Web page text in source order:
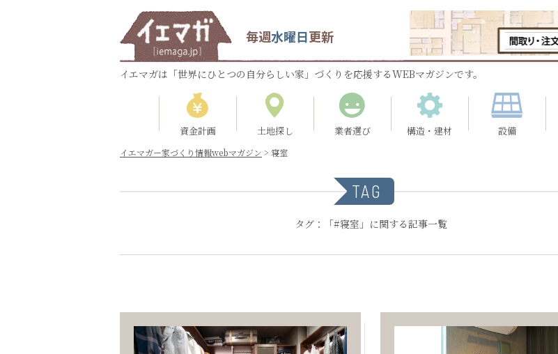
毎週水曜日更新
イエマガは「世界にひとつの自分らしい家」づくりを応援するWEBマガジンです。
資金計画 土地探し 業者選び 構造・建材 設備
イエマガー家づくり情報webマガジン > 寝室
TAG
タグ：「#寝室」に関する記事一覧